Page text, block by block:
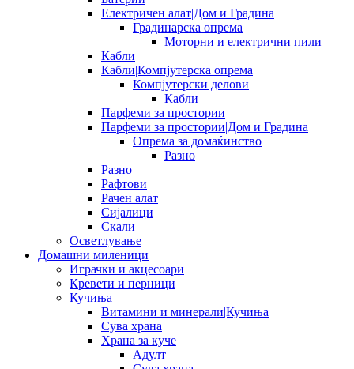
Електричен алат|Дом и Градина
Градинарска опрема
Моторни и електрични пили
Кабли
Кабли|Компјутерска опрема
Компјутерски делови
Кабли
Парфеми за простории
Парфеми за простории|Дом и Градина
Опрема за домаќинство
Разно
Разно
Рафтови
Рачен алат
Сијалици
Скали
Осветлување
Домашни миленици
Играчки и акцесоари
Кревети и перници
Кучиња
Витамини и минерали|Кучиња
Сува храна
Храна за куче
Адулт